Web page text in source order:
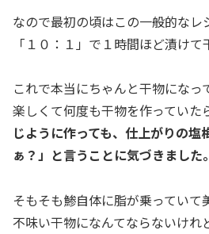
なので最初の頃はこの一般的なレ
「１０：１」で１時間ほど漬けて
これで本当にちゃんと干物にな
楽しくて何度も干物を作っていた
じように作っても、仕上がりの塩
ぁ？」と言うことに気づきました。
そもそも鯵自体に脂が乗っていて
不味い干物になんてならないけれ